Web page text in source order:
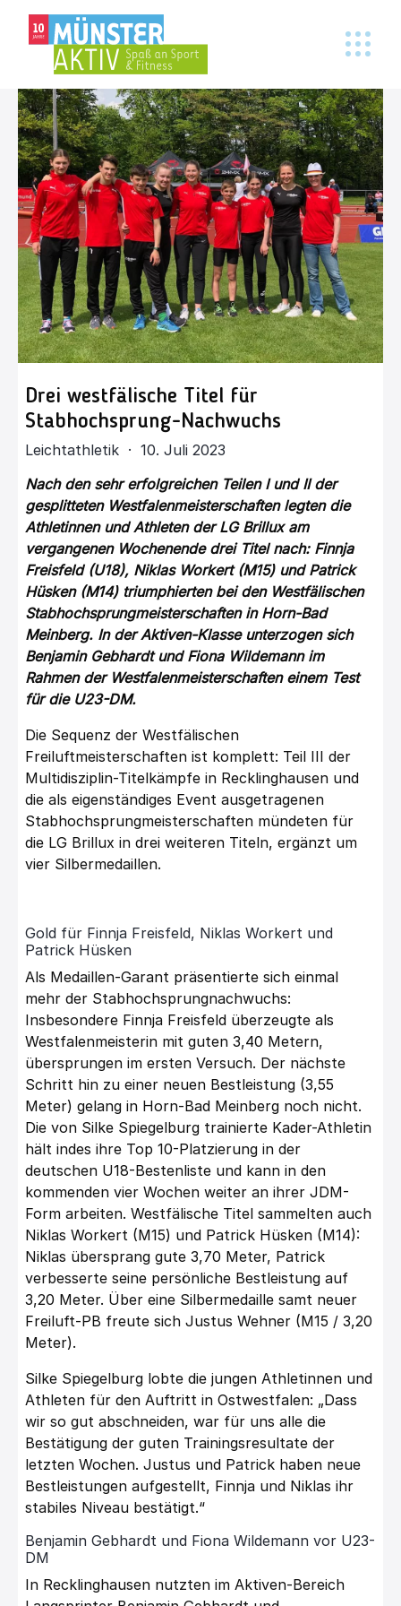
Drei westfälische Titel für
Stabhochsprung-Nachwuchs
Leichtathletik · 10. Juli 2023
Nach den sehr erfolgreichen Teilen I und II der
gesplitteten Westfalenmeisterschaften legten die
Athletinnen und Athleten der LG Brillux am
vergangenen Wochenende drei Titel nach: Finnja
Freisfeld (U18), Niklas Workert (M15) und Patrick
Hüsken (M14) triumphierten bei den Westfälischen
Stabhochsprungmeisterschaften in Horn-Bad
Meinberg. In der Aktiven-Klasse unterzogen sich
Benjamin Gebhardt und Fiona Wildemann im
Rahmen der Westfalenmeisterschaften einem Test
für die U23-DM.
Die Sequenz der Westfälischen
Freiluftmeisterschaften ist komplett: Teil III der
Multidisziplin-Titelkämpfe in Recklinghausen und
die als eigenständiges Event ausgetragenen
Stabhochsprungmeisterschaften mündeten für
die LG Brillux in drei weiteren Titeln, ergänzt um
vier Silbermedaillen.
Gold für Finnja Freisfeld, Niklas Workert und
Patrick Hüsken
Als Medaillen-Garant präsentierte sich einmal
mehr der Stabhochsprungnachwuchs:
Insbesondere Finnja Freisfeld überzeugte als
Westfalenmeisterin mit guten 3,40 Metern,
übersprungen im ersten Versuch. Der nächste
Schritt hin zu einer neuen Bestleistung (3,55
Meter) gelang in Horn-Bad Meinberg noch nicht.
Die von Silke Spiegelburg trainierte Kader-Athletin
hält indes ihre Top 10-Platzierung in der
deutschen U18-Bestenliste und kann in den
kommenden vier Wochen weiter an ihrer JDM-
Form arbeiten. Westfälische Titel sammelten auch
Niklas Workert (M15) und Patrick Hüsken (M14):
Niklas übersprang gute 3,70 Meter, Patrick
verbesserte seine persönliche Bestleistung auf
3,20 Meter. Über eine Silbermedaille samt neuer
Freiluft-PB freute sich Justus Wehner (M15 / 3,20
Meter).
Silke Spiegelburg lobte die jungen Athletinnen und
Athleten für den Auftritt in Ostwestfalen: „Dass
wir so gut abschneiden, war für uns alle die
Bestätigung der guten Trainingsresultate der
letzten Wochen. Justus und Patrick haben neue
Bestleistungen aufgestellt, Finnja und Niklas ihr
stabiles Niveau bestätigt.“
Benjamin Gebhardt und Fiona Wildemann vor U23-
DM
In Recklinghausen nutzten im Aktiven-Bereich